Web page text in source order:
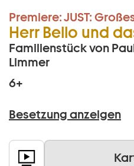
Premiere:JUST:
Herr Bello und
Familienstück von
Limmer
6+
Besetzung anzeigen